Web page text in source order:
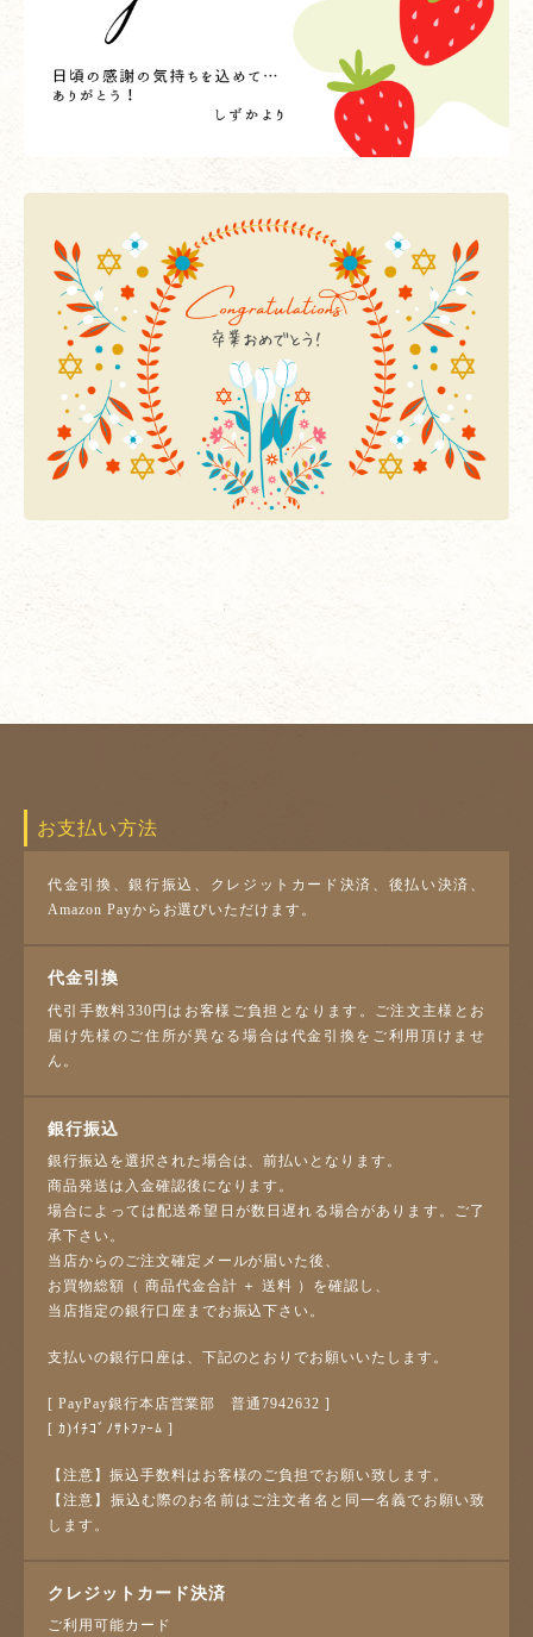
お支払い方法
代金引換、銀行振込、クレジットカード決済、後払い決済、
Amazon Payからお選びいただけます。
代金引換
代引手数料330円はお客様ご負担となります。ご注文主様とお
届け先様のご住所が異なる場合は代金引換をご利用頂けませ
ん。
銀行振込
銀行振込を選択された場合は、前払いとなります。
商品発送は入金確認後になります。
場合によっては配送希望日が数日遅れる場合があります。ご了
承下さい。
当店からのご注文確定メールが届いた後、
お買物総額（ 商品代金合計 ＋ 送料 ）を確認し、
当店指定の銀行口座までお振込下さい。
支払いの銀行口座は、下記のとおりでお願いいたします。
[ PayPay銀行本店営業部 普通7942632 ]
[ ｶ)ｲﾁｺﾞﾉｻﾄﾌｧｰﾑ ]
【注意】振込手数料はお客様のご負担でお願い致します。
【注意】振込む際のお名前はご注文者名と同一名義でお願い致
します。
クレジットカード決済
ご利用可能カード